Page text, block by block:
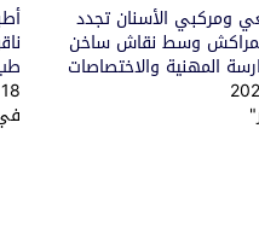
ومركبي الأسنان تجدد
وسط نقاش ساخن
المهنية والاختصاصات
18 مايو، 2026